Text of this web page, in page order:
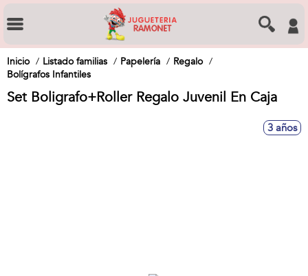
Inicio Listado familias Papelería
Regalo
Bolígrafos Infantiles
Set Boligrafo+Roller Regalo Juvenil En Caja
3 años